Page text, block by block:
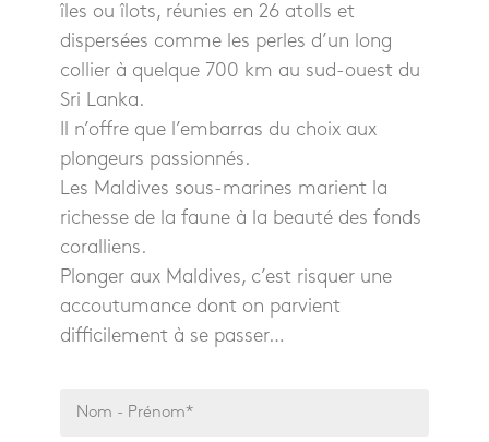
îles ou îlots, réunies en 26 atolls et
dispersées comme les perles d’un long
collier à quelque 700 km au sud-ouest du
Sri Lanka.
Il n’offre que l’embarras du choix aux
plongeurs passionnés.
Les Maldives sous-marines marient la
richesse de la faune à la beauté des fonds
coralliens.
Plonger aux Maldives, c’est risquer une
accoutumance dont on parvient
difficilement à se passer…